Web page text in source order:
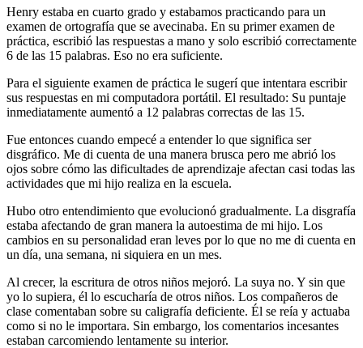
Henry estaba en cuarto grado y estabamos practicando para un
examen de ortografía que se avecinaba. En su primer examen de
práctica, escribió las respuestas a mano y solo escribió correctamente
6 de las 15 palabras. Eso no era suficiente.
Para el siguiente examen de práctica le sugerí que intentara escribir
sus respuestas en mi computadora portátil. El resultado: Su puntaje
inmediatamente aumentó a 12 palabras correctas de las 15.
Fue entonces cuando empecé a entender lo que significa ser
disgráfico. Me di cuenta de una manera brusca pero me abrió los
ojos sobre cómo las dificultades de aprendizaje afectan casi todas las
actividades que mi hijo realiza en la escuela.
Hubo otro entendimiento que evolucionó gradualmente. La disgrafía
estaba afectando de gran manera la autoestima de mi hijo. Los
cambios en su personalidad eran leves por lo que no me di cuenta en
un día, una semana, ni siquiera en un mes.
Al crecer, la escritura de otros niños mejoró. La suya no. Y sin que
yo lo supiera, él lo escucharía de otros niños. Los compañeros de
clase comentaban sobre su caligrafía deficiente. Él se reía y actuaba
como si no le importara. Sin embargo, los comentarios incesantes
estaban carcomiendo lentamente su interior.